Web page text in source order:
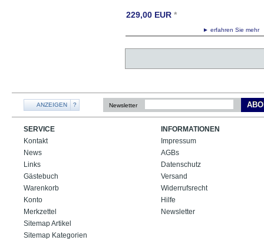
► erfahren Sie
229,00 EUR *
ANZEIGEN ? Newsletter
SERVICE
Kontakt
News
Links
Gästebuch
Warenkorb
Konto
Merkzettel
Sitemap Artikel
Sitemap Kategorien
INFORMATIONEN
Impressum
AGBs
Datenschutz
Versand
Widerrufsrecht
Hilfe
Newsletter